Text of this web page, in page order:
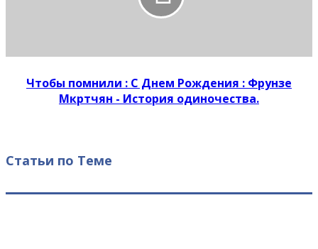
Чтобы помнили : С Днем Рождения : Фрунзе
Мкртчян - История одиночества.
Статьи по Теме